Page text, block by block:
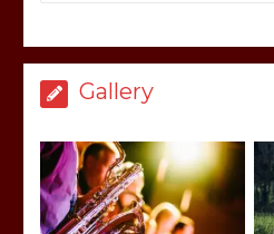
Gallery